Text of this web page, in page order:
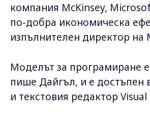
компания McKinsey,
по-добра икономическа
изпълнителен директор на
Моделът за програмиране
пише Дайгъл, и е достъпен
и текстовия редактор